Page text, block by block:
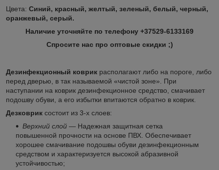
Цвета: Синий, красный, желтый, зеленый, белый, черный,
оранжевый, серый.
Наличие уточняйте по телефону +37529-6133169
Спросите нас про оптовые скидки ;)
Дезинфекционный коврик располагают либо на пороге, либо
перед дверью, в так называемой «чистой зоне». При
наступании на коврик дезинфекционное средство, смачивает
подошву обуви, а его избытки впитаются обратно в коврик.
Дезковрик состоит из 3-х слоев:
Верхний слой — Надежная защитная сетка
повышенной прочности на основе ПВХ. Обеспечивает
хорошее смачивание подошвы обуви дезинфекционным
средством и характеризуется высокой абразивной
устойчивостью;